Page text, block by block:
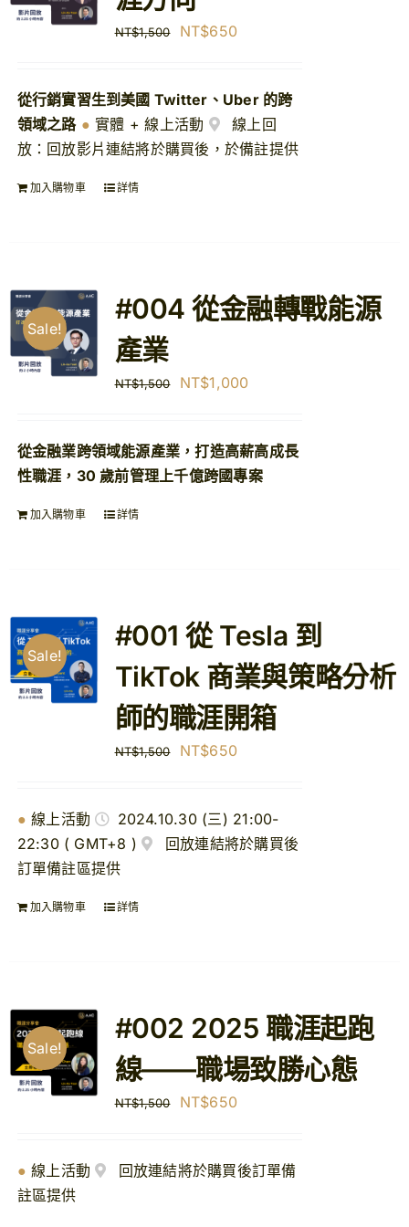
【購課紀錄查詢】
【查看購物車】
NT$1,500
原
格：
NT$1,500。
NT$650
格：
NT$650。
從行銷實習生到美國 Twitter、Uber 的跨
領域之路 ● 實體 + 線上活動
線上回
放：回放影片連結將於購買後，於備註提供
加入購物車 詳情
Sale!
#004 從金融轉戰能源
產業
NT$1,500
原
格：
NT$1,500。
NT$1,000
格：
NT$1,000。
從金融業跨領域能源產業，打造高薪高成長
性職涯，30 歲前管理上千億跨國專案
加入購物車 詳情
Sale!
#001 從 Tesla 到
TikTok 商業與策略分析
師的職涯開箱
NT$1,500
原
格：
NT$1,500。
NT$650
格：
NT$650。
● 線上活動
2024.10.30 (三) 21:00-
22:30 ( GMT+8 )
回放連結將於購買後
訂單備註區提供
加入購物車 詳情
Sale!
#002 2025 職涯起跑
線——職場致勝心態
NT$1,500
原
格：
NT$650
格：
● 線上活動
回放連結將於購買後訂單備
註區提供